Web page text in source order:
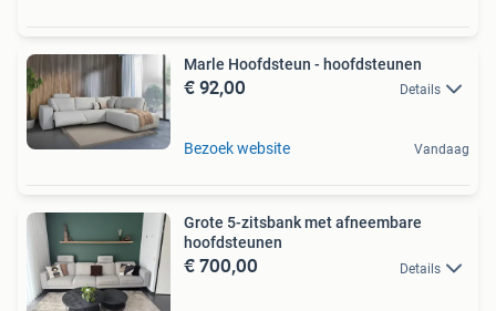
Marle Hoofdsteun - hoofdsteunen
€ 92,00 Details
Bezoek website Vandaag
Grote 5-zitsbank met afneembare
hoofdsteunen
€ 700,00 Details